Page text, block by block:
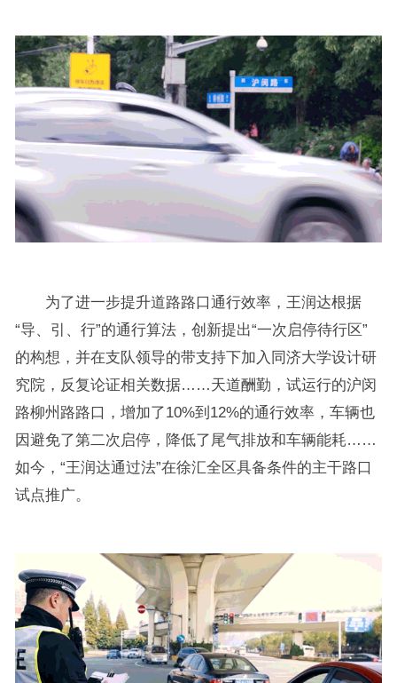
为了进一步提升道路路口通行效率，王润达根据
“导、引、行”的通行算法，创新提出“一次启停待行区”
的构想，并在支队领导的带支持下加入同济大学设计研
究院，反复论证相关数据……天道酬勤，试运行的沪闵
路柳州路路口，增加了10%到12%的通行效率，车辆也
因避免了第二次启停，降低了尾气排放和车辆能耗……
如今，“王润达通过法”在徐汇全区具备条件的主干路口
试点推广。